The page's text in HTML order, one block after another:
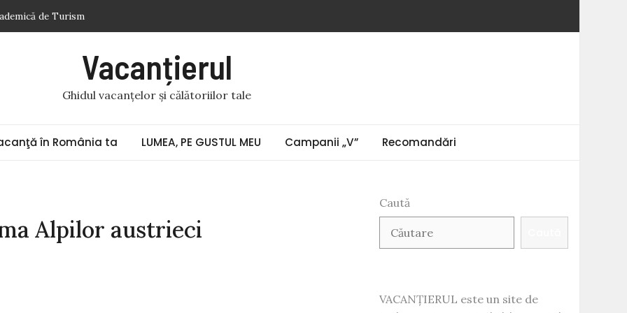
de Turism
Veneţia (9) „Doi gladiatori de același metal bat ceasurile cu
Vacanțierul
Ghidul vacanțelor și călătoriilor tale
în România ta LUMEA, PE GUSTUL MEU Campanii „V” Recomandări
Alpilor austrieci
Caută
VACANȚIERUL este un site de